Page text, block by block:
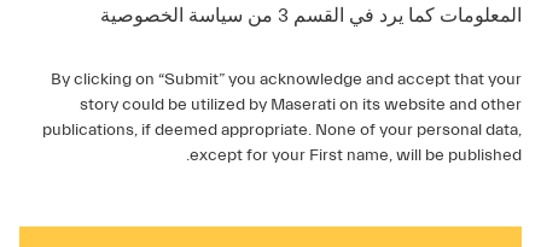
المعلومات كما يرد في القسم 3 من سياسة الخصوصية
By clicking on “Submit” you acknowledge and accept that your
story could be utilized by Maserati on its website and other
publications, if deemed appropriate. None of your personal data,
except for your First name, will be published.